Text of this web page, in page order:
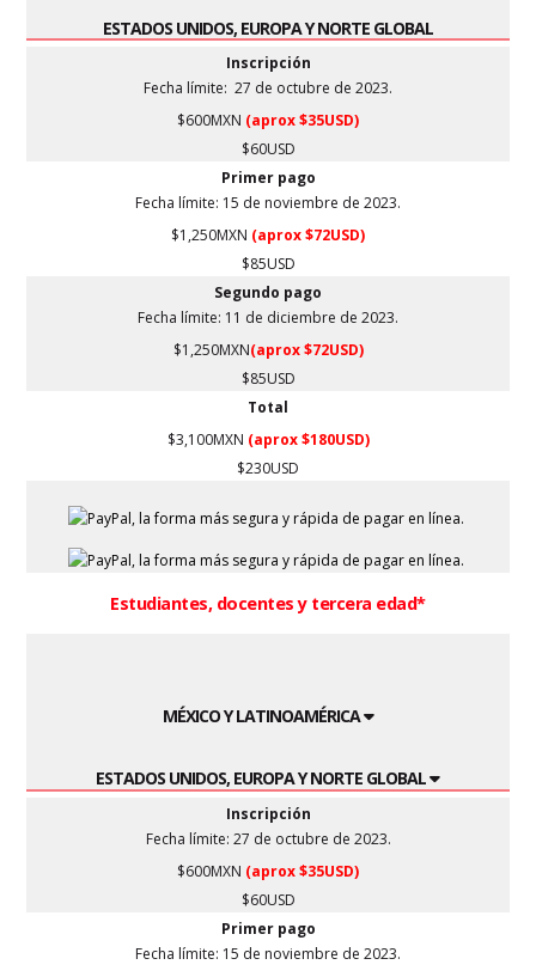
ESTADOS UNIDOS, EUROPA Y NORTE GLOBAL
Inscripción
Fecha límite: 27 de octubre de 2023.
$600MXN (aprox $35USD)
$60USD
Primer pago
Fecha límite: 15 de noviembre de 2023.
$1,250MXN (aprox $72USD)
$85USD
Segundo pago
Fecha límite: 11 de diciembre de 2023.
$1,250MXN(aprox $72USD)
$85USD
Total
$3,100MXN (aprox $180USD)
$230USD
Estudiantes, docentes y tercera edad*
MÉXICO Y LATINOAMÉRICA
ESTADOS UNIDOS, EUROPA Y NORTE GLOBAL
Inscripción
Fecha límite: 27 de octubre de 2023.
$600MXN (aprox $35USD)
$60USD
Primer pago
Fecha límite: 15 de noviembre de 2023.